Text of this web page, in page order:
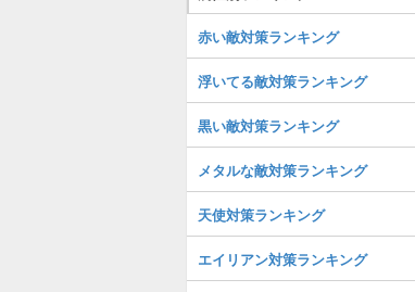
赤い敵対策ランキング
浮いてる敵対策ランキング
黒い敵対策ランキング
メタルな敵対策ランキング
天使対策ランキング
エイリアン対策ランキング